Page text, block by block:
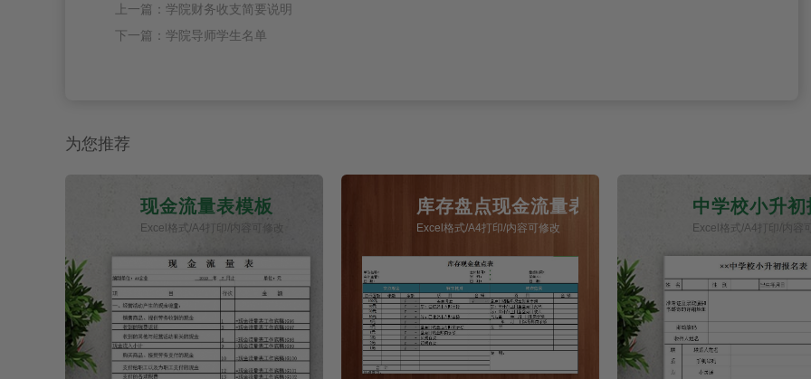
上一篇：学院财务收支简要说明
下一篇：学院导师学生名单
为您推荐
现金流量表模板
Excel格式/A4打印/内容可修改
库存盘点现金流量表
Excel格式/A4打印/内容可修改
中学校小升
Excel格式/A4打印/内容